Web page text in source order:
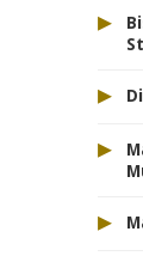
▸
▸
▸
▸